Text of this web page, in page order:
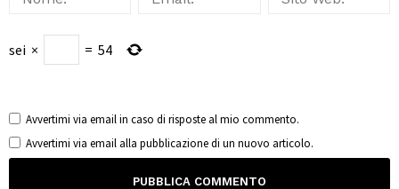
sei × = 54
Avvertimi via email in caso di risposte al mio commento.
Avvertimi via email alla pubblicazione di un nuovo articolo.